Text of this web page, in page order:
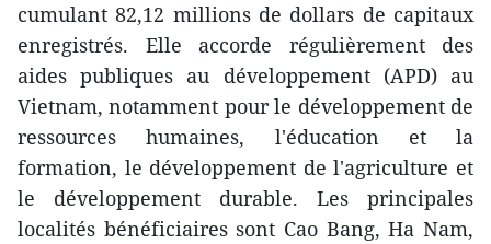
cumulant 82,12 millions de dollars de capitaux
enregistrés. Elle accorde régulièrement des
aides publiques au développement (APD) au
Vietnam, notamment pour le développement de
ressources humaines, l'éducation et la
formation, le développement de l'agriculture et
le développement durable. Les principales
localités bénéficiaires sont Cao Bang, Ha Nam,